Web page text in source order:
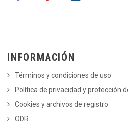
INFORMACIÓN
Términos y condiciones de uso
Política de privacidad y protección
Cookies y archivos de registro
ODR